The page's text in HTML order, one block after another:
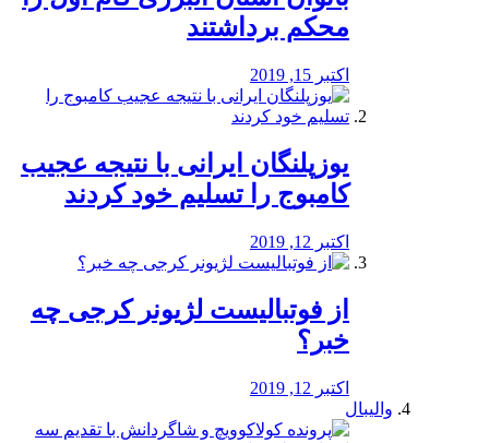
محكم برداشتند
اکتبر 15, 2019
یوزپلنگان ایرانی با نتیجه عجیب
کامبوج را تسلیم خود کردند
اکتبر 12, 2019
از فوتبالیست لژیونر کرجی چه
خبر؟
اکتبر 12, 2019
والیبال